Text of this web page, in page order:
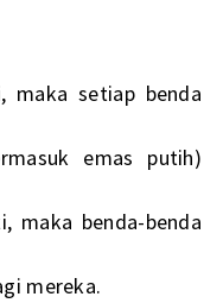
maka setiap benda
emas putih)
maka benda-benda
mereka.